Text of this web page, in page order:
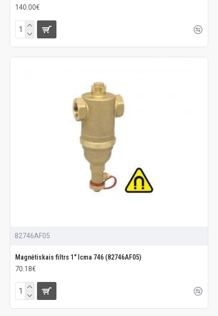
140.00€
82746AF05
Magnētiskais filtrs 1" Icma 746 (82746AF05)
70.18€